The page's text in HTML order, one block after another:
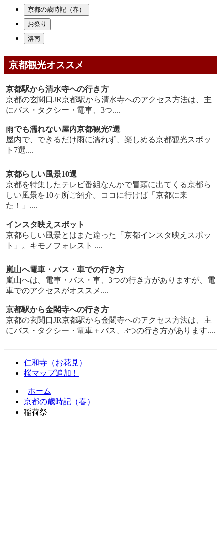
京都の歳時記（春）
お祭り
洛南
京都観光オススメ
京都駅から清水寺への行き方
京都の玄関口JR京都駅から清水寺へのアクセス方法は、主
にバス・タクシー・電車、3つ....
雨でも濡れない屋内京都観光7選
屋内で、できるだけ雨に濡れず、楽しめる京都観光スポッ
ト7選....
京都らしい風景10選
京都を特集したテレビ番組なんかで冒頭に出てくる京都ら
しい風景を10ヶ所ご紹介。ココに行けば「京都に来
た！」....
インスタ映えスポット
京都らしい風景とはまた違った「京都インスタ映えスポッ
ト」。キモノフォレスト ....
嵐山へ電車・バス・車での行き方
嵐山へは、電車・バス・車、3つの行き方がありますが、電
車でのアクセスがオススメ....
京都駅から金閣寺への行き方
京都の玄関口JR京都駅から金閣寺へのアクセス方法は、主
にバス・タクシー・電車＋バス、3つの行き方があります....
仁和寺（お花見）
桜マップ追加！
ホーム
京都の歳時記（春）
稲荷祭